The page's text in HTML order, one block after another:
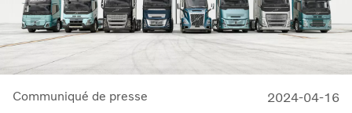
suédoises », a déclaré Martin Lundstedt, président-
directeur général.
Communiqué de presse 2024-04-16